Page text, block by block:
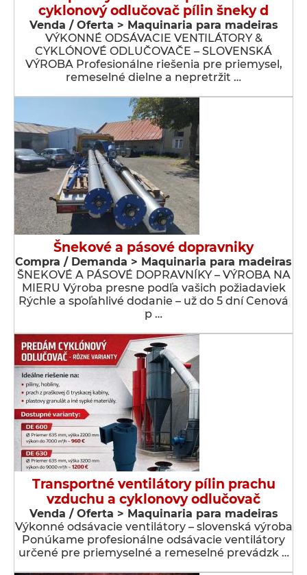
cyklonový odlučovač pílin šneky d
Venda / Oferta > Maquinaria para madeiras
VÝKONNÉ ODSÁVACIE VENTILÁTORY &
CYKLÓNOVÉ ODLUČOVAČE – SLOVENSKÁ
VÝROBA Profesionálne riešenia pre priemysel,
remeselné dielne a nepretržit …
Šnekové a pásové dopravniky
Compra / Demanda > Maquinaria para madeiras
ŠNEKOVÉ A PÁSOVÉ DOPRAVNÍKY – VÝROBA NA
MIERU Výroba presne podľa vašich požiadaviek
Rýchle a spoľahlivé dodanie – už do 5 dní Cenová
p …
Transportné ventilátory pílin prachu
vzduchu a cyklonovy odlučovač
Venda / Oferta > Maquinaria para madeiras
Výkonné odsávacie ventilátory – slovenská výroba
Ponúkame profesionálne odsávacie ventilátory
určené pre priemyselné a remeselné prevádzk …